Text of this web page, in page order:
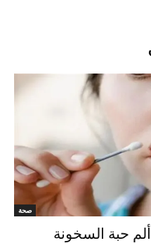
صحة
حبة السخونة